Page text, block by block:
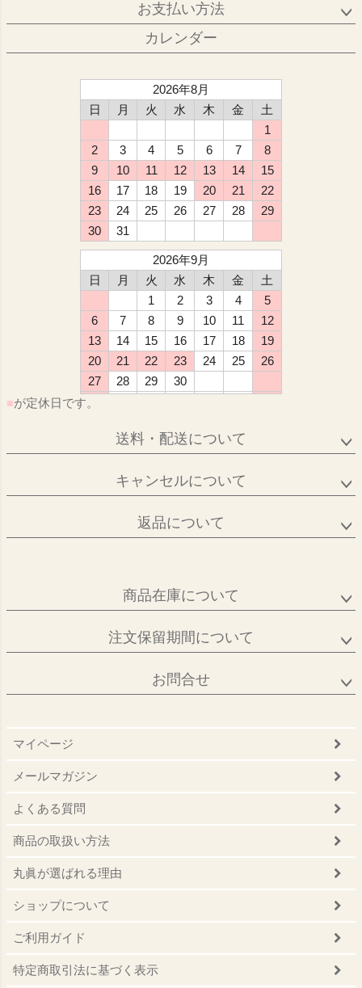
お支払い方法
カレンダー
2026年8月
日
月 火 水 木 金
土
1
2
3 4 5 6 7
8
9
10 11 12 13 14
15
16
17 18 19 20 21
22
23
24 25 26 27 28
29
30
31
2026年9月
日
月 火 水 木 金
土
1
2 3 4
5
6
7 8 9 10 11
12
13
14 15 16 17 18
19
20
21 22 23 24 25
26
27
28 29
30
■が定休日です。
送料・配送について
キャンセルについて
返品について
商品在庫について
注文保留期間について
お問合せ
マイページ
メールマガジン
よくある質問
商品の取扱い方法
丸眞が選ばれる理由
ショップについて
ご利用ガイド
特定商取引法に基づく表示